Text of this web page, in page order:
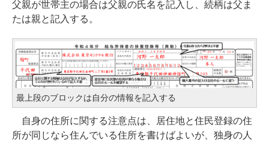
父親が世帯主の場合は父親の氏名を記入し、続柄は父ま
たは親と記入する。
最上段のブロックは自分の情報を記入する
自身の住所に関する注意点は、居住地と住民登録の住
所が同じなら住んでいる住所を書けばよいが、独身の人